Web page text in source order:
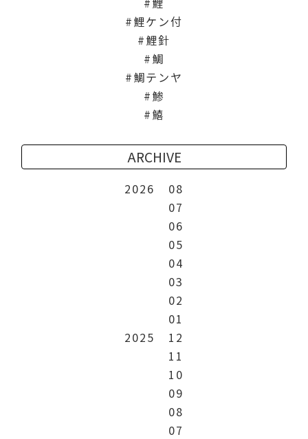
鯉ケン付
鯉針
鯛
鯛テンヤ
鯵
鱚
ARCHIVE
2026
08
07
06
05
04
03
02
01
2025
12
11
10
09
08
07